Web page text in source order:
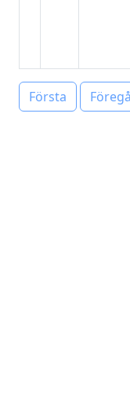
Första